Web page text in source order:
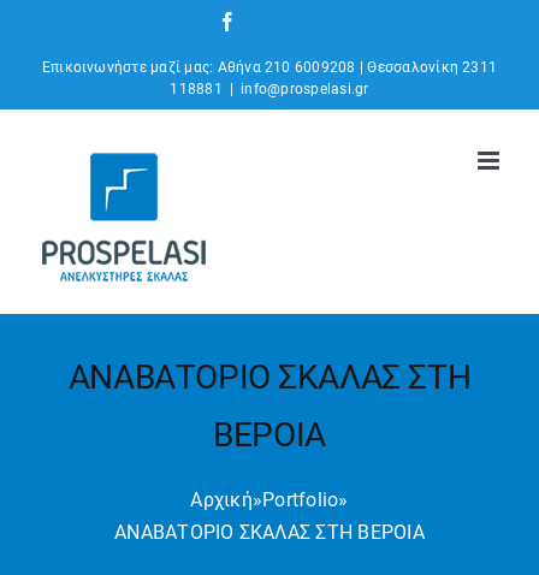
περιεχόμενο
Επικοινωνήστε μαζί μας: Αθήνα 210 6009208 | Θεσσαλονίκη 2311
118881
info@prospelasi.gr
ΑΝΑΒΑΤΟΡΙΟ ΣΚΑΛΑΣ ΣΤΗ
ΒΕΡΟΙΑ
Αρχική»Portfolio»
ΑΝΑΒΑΤΟΡΙΟ ΣΚΑΛΑΣ ΣΤΗ ΒΕΡΟΙΑ